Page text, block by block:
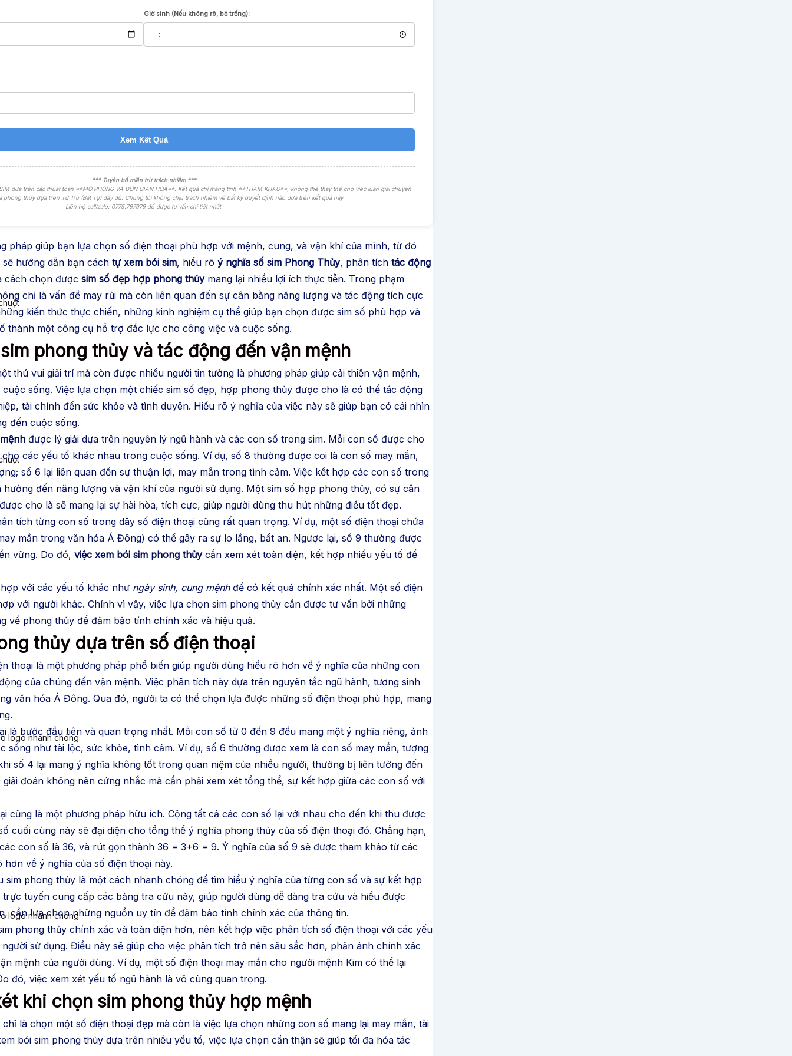
logo nhanh chóng.
logo nhanh chóng.
Giờ sinh (Nếu không rõ, bỏ trống):
Xem Kết Quả
*** Tuyên bố miễn trừ trách nhiệm ***
dựa trên các thuật toán **MÔ PHỎNG VÀ ĐƠN GIẢN HÓA**. Kết quả chỉ mang tính **THAM KHẢO**, không thể thay thế cho việc luận giải chuyên
phong thủy dựa trên Tứ Trụ (Bát Tự) đầy đủ. Chúng tôi không chịu trách nhiệm về bất kỳ quyết định nào dựa trên kết quả này.
Liên hệ call/zalo: 0775.797979 để được tư vấn chi tiết nhất.
pháp giúp bạn lựa chọn số điện thoại phù hợp với mệnh, cung, và vận khí của mình, từ đó
hướng dẫn bạn cách tự xem bói sim, hiểu rõ ý nghĩa số sim Phong Thủy, phân tích tác động
cách chọn được sim số đẹp hợp phong thủymang lại nhiều lợi ích thực tiễn. Trong phạm
chỉ là vấn đề may rủi mà còn liên quan đến sự cân bằng năng lượng và tác động tích cực
kiến thức thực chiến, những kinh nghiệm cụ thể giúp bạn chọn được sim số phù hợp và
thành một công cụ hỗ trợ đắc lực cho công việc và cuộc sống.
phong thủy và tác động đến vận mệnh
thú vui giải trí mà còn được nhiều người tin tưởng là phương pháp giúp cải thiện vận mệnh,
sống. Việc lựa chọn một chiếc sim số đẹp, hợp phong thủy được cho là có thể tác động
tài chính đến sức khỏe và tình duyên. Hiểu rõ ý nghĩa của việc này sẽ giúp bạn có cái nhìn
đến cuộc sống.
được lý giải dựa trên nguyên lý ngũ hành và các con số trong sim. Mỗi con số được cho
các yếu tố khác nhau trong cuộc sống. Ví dụ, số 8 thường được coi là con số may mắn,
số 6 lại liên quan đến sự thuận lợi, may mắn trong tình cảm. Việc kết hợp các con số trong
đến năng lượng và vận khí của người sử dụng. Một sim số hợp phong thủy, có sự cân
cho là sẽ mang lại sự hài hòa, tích cực, giúp người dùng thu hút những điều tốt đẹp.
tích từng con số trong dãy số điện thoại cũng rất quan trọng. Ví dụ, một số điện thoại chứa
mắn trong văn hóa Á Đông) có thể gây ra sự lo lắng, bất an. Ngược lại, số 9 thường được
vững. Do đó, việc xem bói sim phong thủycần xem xét toàn diện, kết hợp nhiều yếu tố để
với các yếu tố khác như ngày sinh, cung mệnhđể có kết quả chính xác nhất. Một số điện
với người khác. Chính vì vậy, việc lựa chọn sim phong thủy cần được tư vấn bởi những
về phong thủy để đảm bảo tính chính xác và hiệu quả.
thủy dựa trên số điện thoại
thoại là một phương pháp phổ biến giúp người dùng hiểu rõ hơn về ý nghĩa của những con
của chúng đến vận mệnh. Việc phân tích này dựa trên nguyên tắc ngũ hành, tương sinh
văn hóa Á Đông. Qua đó, người ta có thể chọn lựa được những số điện thoại phù hợp, mang
là bước đầu tiên và quan trọng nhất. Mỗi con số từ 0 đến 9 đều mang một ý nghĩa riêng, ảnh
sống như tài lộc, sức khỏe, tình cảm. Ví dụ, số 6 thường được xem là con số may mắn, tượng
số 4 lại mang ý nghĩa không tốt trong quan niệm của nhiều người, thường bị liên tưởng đến
đoán không nên cứng nhắc mà cần phải xem xét tổng thể, sự kết hợp giữa các con số với
cũng là một phương pháp hữu ích. Cộng tất cả các con số lại với nhau cho đến khi thu được
cuối cùng này sẽ đại diện cho tổng thể ý nghĩa phong thủy của số điện thoại đó. Chẳng hạn,
con số là 36, và rút gọn thành 36 = 3+6 = 9. Ý nghĩa của số 9 sẽ được tham khảo từ các
về ý nghĩa của số điện thoại này.
sim phong thủy là một cách nhanh chóng để tìm hiểu ý nghĩa của từng con số và sự kết hợp
tuyến cung cấp các bảng tra cứu này, giúp người dùng dễ dàng tra cứu và hiểu được
cần lựa chọn những nguồn uy tín để đảm bảo tính chính xác của thông tin.
phong thủy chính xác và toàn diện hơn, nên kết hợp việc phân tích số điện thoại với các yếu
sử dụng. Điều này sẽ giúp cho việc phân tích trở nên sâu sắc hơn, phản ánh chính xác
mệnh của người dùng. Ví dụ, một số điện thoại may mắn cho người mệnh Kim có thể lại
đó, việc xem xét yếu tố ngũ hành là vô cùng quan trọng.
khi chọn sim phong thủy hợp mệnh
là chọn một số điện thoại đẹp mà còn là việc lựa chọn những con số mang lại may mắn, tài
bói sim phong thủy dựa trên nhiều yếu tố, việc lựa chọn cẩn thận sẽ giúp tối đa hóa tác